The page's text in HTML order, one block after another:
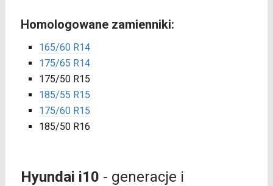
Homologowane zamienniki:
165/60 R14
175/65 R14
175/50 R15
185/55 R15
175/60 R15
185/50 R16
Hyundai i10 - generacje i